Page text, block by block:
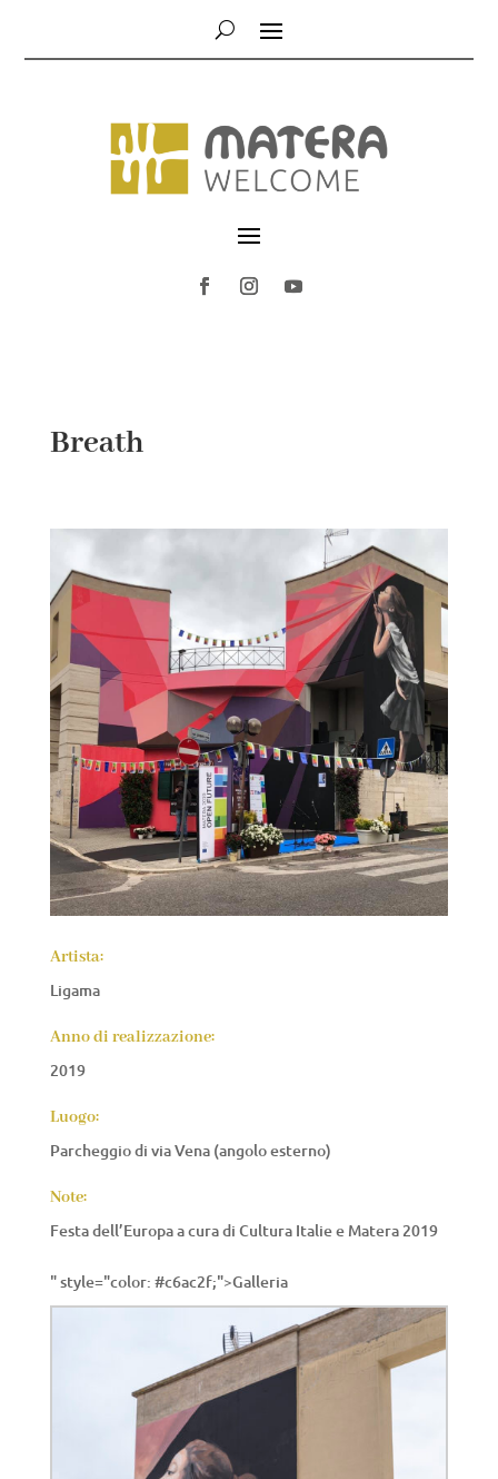
Breath
Artista:
Ligama
Anno di realizzazione:
2019
Luogo:
Parcheggio di via Vena (angolo esterno)
Note:
Festa dell’Europa a cura di Cultura Italie e Matera 2019
" style="color: #c6ac2f;">Galleria